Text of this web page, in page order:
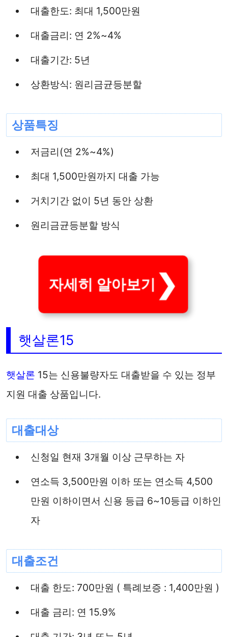
대출한도: 최대 1,500만원
대출금리: 연 2%~4%
대출기간: 5년
상환방식: 원리금균등분할
상품특징
저금리(연 2%~4%)
최대 1,500만원까지 대출 가능
거치기간 없이 5년 동안 상환
원리금균등분할 방식
자세히 알아보기
햇살론15
햇살론 15는 신용불량자도 대출받을 수 있는 정부
지원 대출 상품입니다.
대출대상
신청일 현재 3개월 이상 근무하는 자
연소득 3,500만원 이하 또는 연소득 4,500
만원 이하이면서 신용 등급 6~10등급 이하인
자
대출조건
대출 한도: 700만원 ( 특례보증 : 1,400만원 )
대출 금리: 연 15.9%